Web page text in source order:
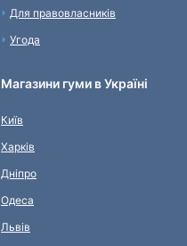
Для правовласників
Угода
Магазини гуми в Україні
Київ
Харків
Дніпро
Одеса
Львів